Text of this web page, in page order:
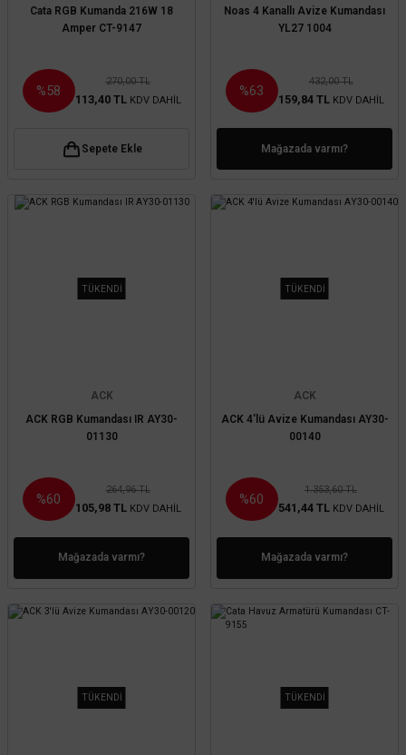
Cata RGB Kumanda 216W 18
Amper CT-9147
%58
270,00 TL
113,40 TL KDV DAHİL
Sepete Ekle
Noas 4 Kanallı Avize Kumandası
YL27 1004
%63
432,00 TL
159,84 TL KDV DAHİL
Mağazada varmı?
TÜKENDİ
ACK
ACK RGB Kumandası IR AY30-
01130
%60
264,96 TL
105,98 TL KDV DAHİL
Mağazada varmı?
TÜKENDİ
ACK
ACK 4'lü Avize Kumandası AY30-
00140
%60
1.353,60 TL
541,44 TL KDV DAHİL
Mağazada varmı?
TÜKENDİ TÜKENDİ